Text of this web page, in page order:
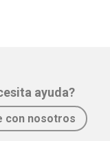
ayuda?
con nosotros